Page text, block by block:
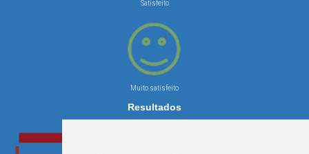
Satisfeito
Muito satisfeito
Resultados